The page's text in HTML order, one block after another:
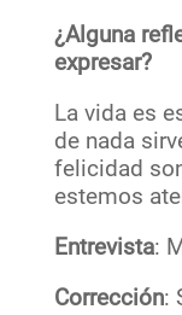
¿Alguna
expresar?
La vida es
de nada
felicidad
estemos
Entrevista:
Corrección: